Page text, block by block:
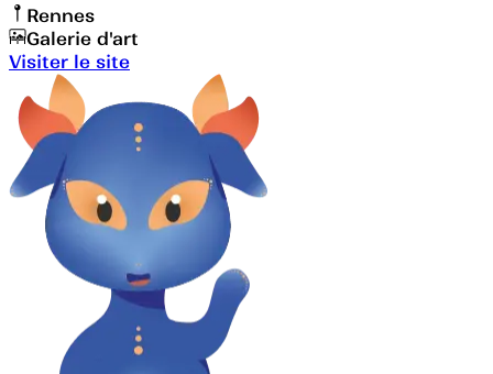
Rennes
Galerie d'art
Visiter le site